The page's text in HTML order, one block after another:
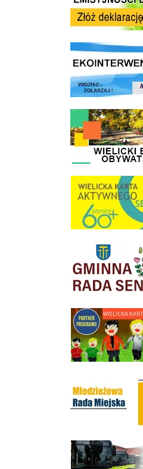
link do strony
link do strony - Wielicki
link do strony Wielicka
link do strony Gminnej
link do strony - Wielicka
link do strony Wielickiej